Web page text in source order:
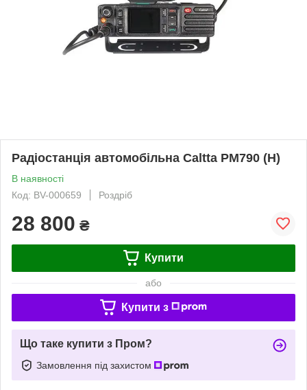
Радіостанція автомобільна Caltta PM790 (H)
В наявності
Код: BV-000659
Роздріб
28 800 ₴
Купити
або
Купити з
Що таке купити з Пром?
Замовлення під захистом